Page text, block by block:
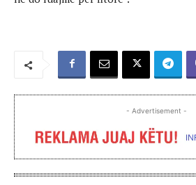
- Advertisement -